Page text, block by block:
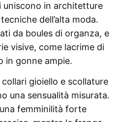
in architetture
dell’alta moda.
da boules di organza, e
visive, come lacrime di
in gonne ampie.
gioiello e scollature
una sensualità misurata.
femminilità forte